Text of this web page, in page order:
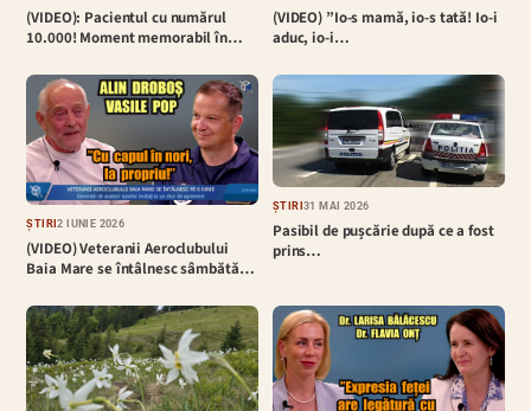
(VIDEO): Pacientul cu numărul
10.000! Moment memorabil în…
(VIDEO) ”Io-s mamă, io-s tată! Io-i
aduc, io-i…
ȘTIRI2 IUNIE 2026
(VIDEO) Veteranii Aeroclubului
Baia Mare se întâlnesc sâmbătă…
ȘTIRI31 MAI 2026
Pasibil de pușcărie după ce a fost
prins…